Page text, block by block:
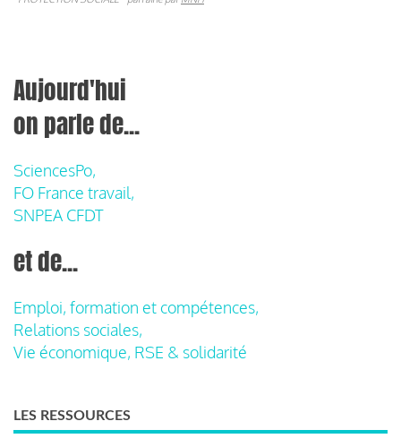
Aujourd'hui
on parle de...
SciencesPo,
FO France travail,
SNPEA CFDT
et de...
Emploi, formation et compétences,
Relations sociales,
Vie économique, RSE & solidarité
LES RESSOURCES